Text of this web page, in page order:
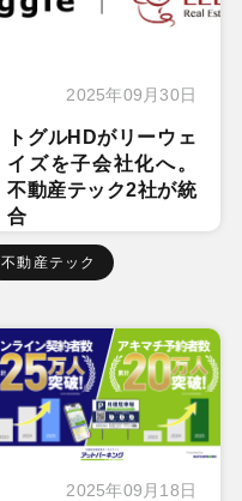
2025年09月30日
トグルHDがリーウェ
イズを子会社化へ。
不動産テック2社が統
合
不動産テック
2025年09月18日